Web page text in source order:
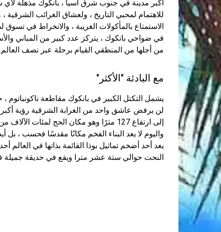
أكبر مدينة في جنوب شرق آسيا ، بانكوك مذهلة
للاهتمام لمحبي التاريخ ، ولعشاق الغرائب ​​الشرقية ،
الاستمتاع بالمأكولات الغريبة ، والانخراط في
في ضواحي بانكوك ، يتركز عدد كبير من المباني
من أجلها من المنطقي القيام برحلة عبر نصف العالم.
مع البادئة "الأكثر"
يشمل التكتل الكبير في بانكوك مقاطعة
إلى ارتفاع 127 مترًا وهو مكان الحج لمئات
واليوم لا يعد البناء الفخم مكانًا مقدسًا فحسب ،
يعد أحد أضخم تماثيل بوذا القائمة بذاتها في العالم
النحت حوالي ستة عشر مترا ويقع في حديقة